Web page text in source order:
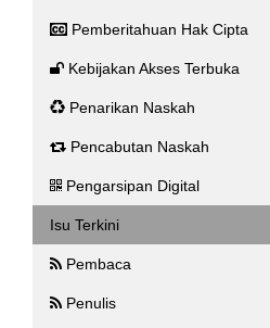
Pemberitahuan Hak Cipta
Kebijakan Akses Terbuka
Penarikan Naskah
Pencabutan Naskah
Pengarsipan Digital
Isu Terkini
Pembaca
Penulis